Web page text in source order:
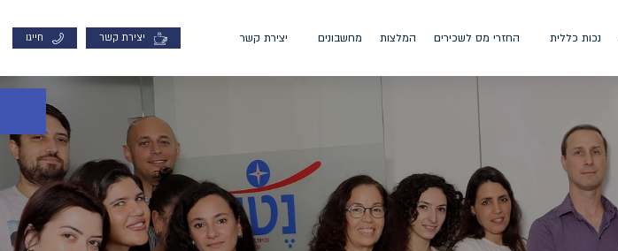
פתח
נכות כללית החזרי מס לשכירים המלצות מחשבונים יצירת קשר יצירת קשר חייגו